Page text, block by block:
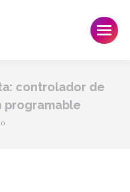
controlador de
programable
aquí: